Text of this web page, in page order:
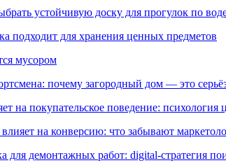
устойчивую доску для прогулок по
подходит для хранения ценных предметов
мусором
почему загородный дом — это
на покупательское поведение: психология
на конверсию: что забывают
для демонтажных работ: digital-стратегия